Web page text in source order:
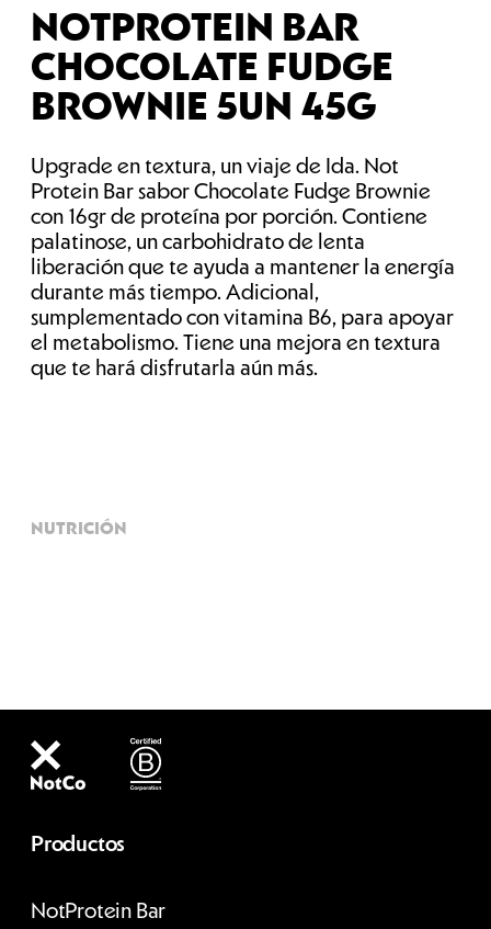
NOTPROTEIN BAR
CHOCOLATE FUDGE
BROWNIE 5UN 45G
Upgrade en textura, un viaje de Ida. Not
Protein Bar sabor Chocolate Fudge Brownie
con 16gr de proteína por porción. Contiene
palatinose, un carbohidrato de lenta
liberación que te ayuda a mantener la energía
durante más tiempo. Adicional,
sumplementado con vitamina B6, para apoyar
el metabolismo. Tiene una mejora en textura
que te hará disfrutarla aún más.
NUTRICIÓN
Productos
NotProtein Bar